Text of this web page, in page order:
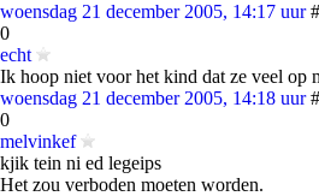
woensdag 21 december 2005, 14:17 uur
0
echt
Ik hoop niet voor het kind dat ze veel op
woensdag 21 december 2005, 14:18 uur
0
melvinkef
kjik tein ni ed legeips
Het zou verboden moeten worden.